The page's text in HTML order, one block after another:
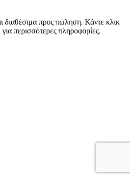
διαθέσιμα προς πώληση. Κάντε κλικ
περισσότερες πληροφορίες.